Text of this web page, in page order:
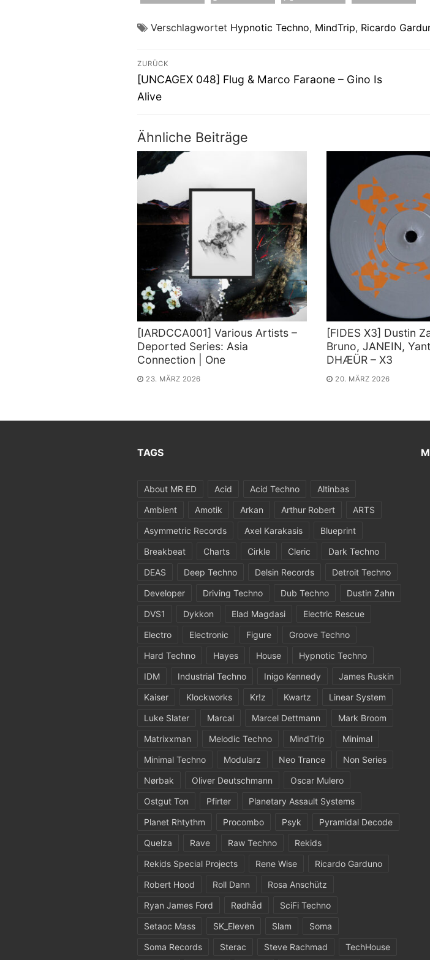
Verschlagwortet Hypnotic Techno, MindTrip, Ricardo
Beitragsnavigation
ZURÜCK
Vorheriger
Beitrag:
[UNCAGEX 048] Flug & Marco Faraone – Gino Is
Alive
Ähnliche Beiträge
[IARDCCA001] Various Artists –
Deported Series: Asia
Connection | One
23. MÄRZ 2026
[FIDES X3] Dustin
Bruno, JANEIN,
DHÆÜR – X3
20. MÄRZ 2026
TAGS
About MR ED Acid Acid Techno
Altinbas
Ambient
Amotik Arkan Arthur Robert
ARTS
Asymmetric Records
Axel Karakasis
Blueprint
Breakbeat
Charts Cirkle Cleric
Dark Techno
DEAS
Deep Techno Delsin Records
Detroit Techno
Developer
Driving Techno Dub Techno
Dustin Zahn
DVS1
Dykkon Elad Magdasi
Electric Rescue
Electro
Electronic Figure
Groove Techno
Hard Techno
Hayes House
Hypnotic Techno
IDM
Industrial Techno Inigo Kennedy
James Ruskin
Kaiser
Klockworks Kr!z Kwartz
Linear System
Luke Slater
Marcal Marcel Dettmann
Mark Broom
Matrixxman
Melodic Techno MindTrip
Minimal
Minimal Techno
Modularz Neo Trance
Non Series
Nørbak
Oliver Deutschmann
Oscar Mulero
Ostgut Ton
Pfirter
Planetary Assault Systems
Planet Rhtythm
Procombo Psyk
Pyramidal Decode
Quelza
Rave Raw Techno
Rekids
Rekids Special Projects
Rene Wise
Ricardo Garduno
Robert Hood
Roll Dann
Rosa Anschütz
Ryan James Ford
Rødhåd
SciFi Techno
Setaoc Mass
SK_Eleven Slam
Soma
Soma Records
Sterac Steve Rachmad TechHouse